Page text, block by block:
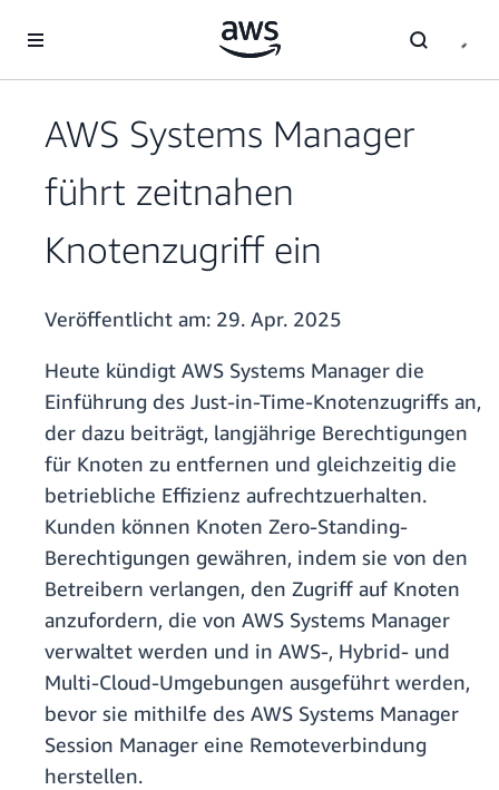
Überspringen zum Hauptinhalt
AWS Systems Manager
führt zeitnahen
Knotenzugriff ein
Veröffentlicht am: 29. Apr. 2025
Heute kündigt AWS Systems Manager die
Einführung des Just-in-Time-Knotenzugriffs an,
der dazu beiträgt, langjährige Berechtigungen
für Knoten zu entfernen und gleichzeitig die
betriebliche Effizienz aufrechtzuerhalten.
Kunden können Knoten Zero-Standing-
Berechtigungen gewähren, indem sie von den
Betreibern verlangen, den Zugriff auf Knoten
anzufordern, die von AWS Systems Manager
verwaltet werden und in AWS-, Hybrid- und
Multi-Cloud-Umgebungen ausgeführt werden,
bevor sie mithilfe des AWS Systems Manager
Session Manager eine Remoteverbindung
herstellen.